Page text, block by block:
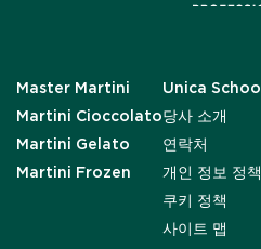
Master Martini
Martini Cioccolato
Martini Gelato
Martini Frozen
Unica School
당사 소개
연락처
개인 정보 정책
쿠키 정책
사이트 맵